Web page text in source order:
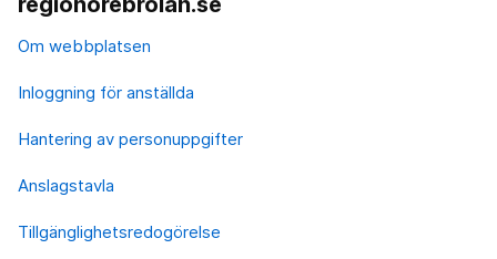
Om webbplatsen
Inloggning för anställda
Hantering av personuppgifter
Anslagstavla
Tillgänglighetsredogörelse